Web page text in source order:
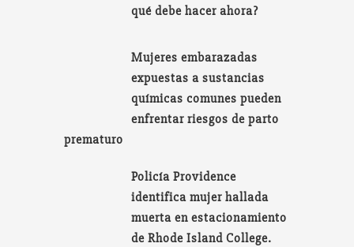
qué debe hacer ahora?
Mujeres embarazadas
expuestas a sustancias
químicas comunes pueden
enfrentar riesgos de parto
prematuro
Policía Providence
identifica mujer hallada
muerta en estacionamiento
de Rhode Island College.